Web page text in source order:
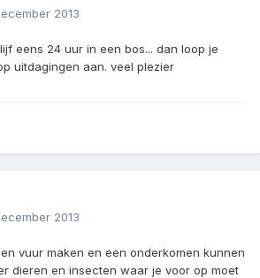
2013
eens 24 uur in een bos... dan loop je
uitdagingen aan. veel plezier
2013
vuur maken en een onderkomen kunnen
dieren en insecten waar je voor op moet